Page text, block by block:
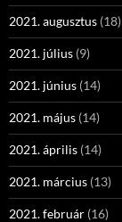
2021. augusztus (18)
2021. július (9)
2021. június (14)
2021. május (14)
2021. április (14)
2021. március (13)
2021. február (16)